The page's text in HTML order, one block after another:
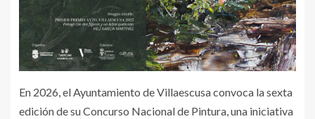
En 2026, el Ayuntamiento de Villaescusa convoca la sexta
edición de su Concurso Nacional de Pintura, una iniciativa